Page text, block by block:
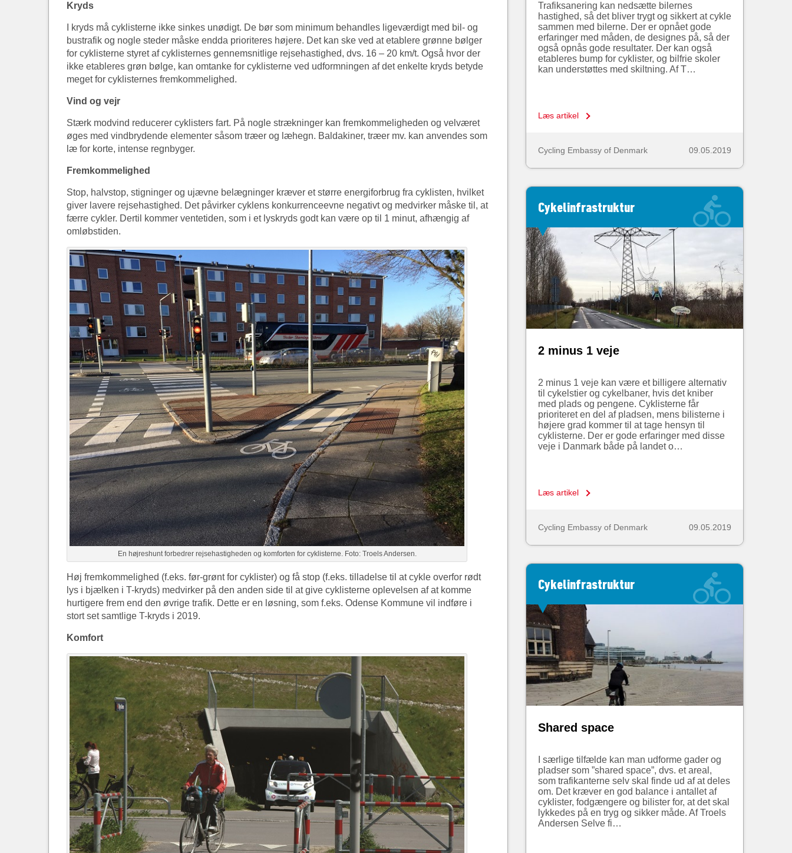
Kryds
I kryds må cyklisterne ikke sinkes unødigt. De bør som minimum behandles ligeværdigt med bil- og
bustrafik og nogle steder måske endda prioriteres højere. Det kan ske ved at etablere grønne bølger
for cyklisterne styret af cyklisternes gennemsnitlige rejsehastighed, dvs. 16 – 20 km/t. Også hvor der
ikke etableres grøn bølge, kan omtanke for cyklisterne ved udformningen af det enkelte kryds betyde
meget for cyklisternes fremkommelighed.
Vind og vejr
Stærk modvind reducerer cyklisters fart. På nogle strækninger kan fremkommeligheden og velværet
øges med vindbrydende elementer såsom træer og læhegn. Baldakiner, træer mv. kan anvendes som
læ for korte, intense regnbyger.
Fremkommelighed
Stop, halvstop, stigninger og ujævne belægninger kræver et større energiforbrug fra cyklisten, hvilket
giver lavere rejsehastighed. Det påvirker cyklens konkurrenceevne negativt og medvirker måske til, at
færre cykler. Dertil kommer ventetiden, som i et lyskryds godt kan være op til 1 minut, afhængig af
omløbstiden.
En højreshunt forbedrer rejsehastigheden og komforten for cyklisterne. Foto: Troels Andersen.
Høj fremkommelighed (f.eks. før-grønt for cyklister) og få stop (f.eks. tilladelse til at cykle overfor rødt
lys i bjælken i T-kryds) medvirker på den anden side til at give cyklisterne oplevelsen af at komme
hurtigere frem end den øvrige trafik. Dette er en løsning, som f.eks. Odense Kommune vil indføre i
stort set samtlige T-kryds i 2019.
Komfort
Trafiksanering kan nedsætte bilernes
hastighed, så det bliver trygt og sikkert at cykle
sammen med bilerne. Der er opnået gode
erfaringer med måden, de designes på, så der
også opnås gode resultater. Der kan også
etableres bump for cyklister, og bilfrie skoler
kan understøttes med skiltning. Af T…
Læs artikel
Cycling Embassy of Denmark 09.05.2019
Cykelinfrastruktur
2 minus 1 veje
2 minus 1 veje kan være et billigere alternativ
til cykelstier og cykelbaner, hvis det kniber
med plads og pengene. Cyklisterne får
prioriteret en del af pladsen, mens bilisterne i
højere grad kommer til at tage hensyn til
cyklisterne. Der er gode erfaringer med disse
veje i Danmark både på landet o…
Læs artikel
Cycling Embassy of Denmark 09.05.2019
Cykelinfrastruktur
Shared space
I særlige tilfælde kan man udforme gader og
pladser som ”shared space”, dvs. et areal,
som trafikanterne selv skal finde ud af at deles
om. Det kræver en god balance i antallet af
cyklister, fodgængere og bilister for, at det skal
lykkedes på en tryg og sikker måde. Af Troels
Andersen Selve fi…